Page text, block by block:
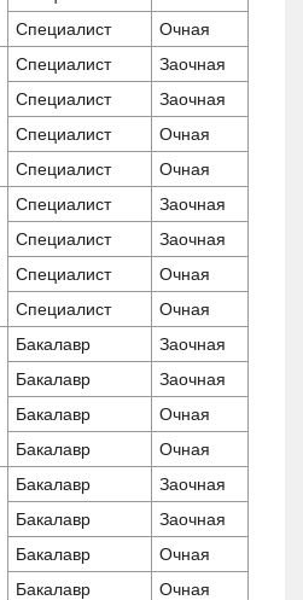
Специалист
Очная
Специалист
Заочная
Специалист
Заочная
Специалист
Очная
Специалист
Очная
Специалист
Заочная
Специалист
Заочная
Специалист
Очная
Специалист
Очная
Бакалавр
Заочная
Бакалавр
Заочная
Бакалавр
Очная
Бакалавр
Очная
Бакалавр
Заочная
Бакалавр
Заочная
Бакалавр
Очная
Бакалавр
Очная